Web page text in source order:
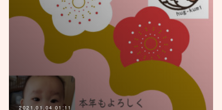
2021.01.04 01:11